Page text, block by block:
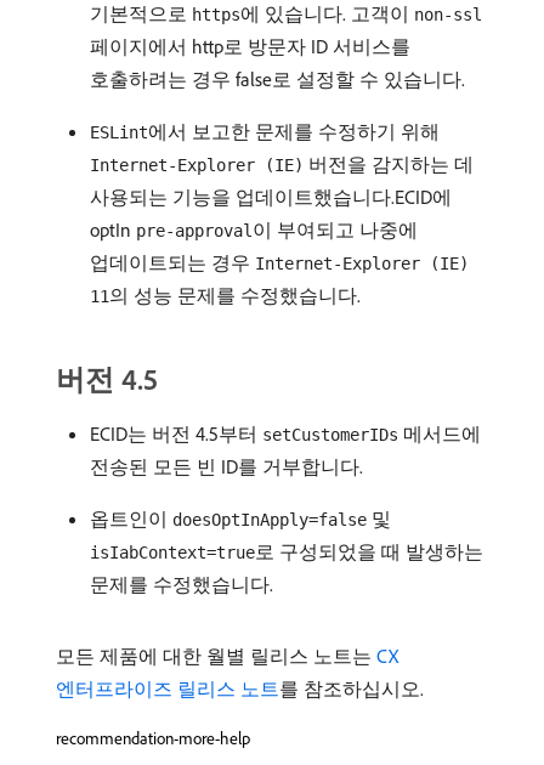
기본적으로 https에 있습니다. 고객이 non-ssl
페이지에서 http로 방문자 ID 서비스를
호출하려는 경우 false로 설정할 수 있습니다.
ESLint에서 보고한 문제를 수정하기 위해
Internet-Explorer (IE) 버전을 감지하는 데
사용되는 기능을 업데이트했습니다.ECID에
optIn pre-approval 이 부여되고 나중에
업데이트되는 경우 Internet-Explorer (IE)
11의 성능 문제를 수정했습니다.
버전 4.5
ECID는 버전 4.5부터 setCustomerIDs 메서드에
전송된 모든 빈 ID를 거부합니다.
옵트인이 doesOptInApply=false 및
isIabContext=true로 구성되었을 때 발생하는
문제를 수정했습니다.
모든 제품에 대한 월별 릴리스 노트는 CX
엔터프라이즈 릴리스 노트를 참조하십시오.
recommendation-more-help